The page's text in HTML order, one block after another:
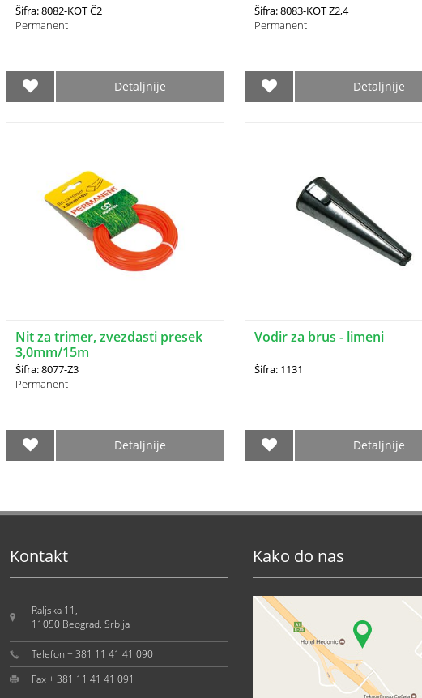
Šifra: 8082-KOT Č2
Permanent
Detaljnije
Šifra: 8083-KOT Z2,4
Permanent
Detaljnije
Nit za trimer, zvezdasti presek
3,0mm/15m
Šifra: 8077-Z3
Permanent
Detaljnije
Vodir za brus - limeni
Šifra: 1131
Detaljnije
Kontakt
Raljska 11,
11050 Beograd, Srbija
Telefon + 381 11 41 41 090
Fax + 381 11 41 41 091
Kako do nas